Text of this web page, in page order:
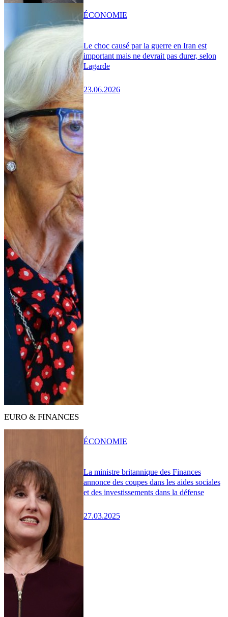
Le choc causé par la guerre en Iran est
important mais ne devrait pas durer, selon
Lagarde
23.06.2026
ÉCONOMIE
EURO & FINANCES
La ministre britannique des Finances
annonce des coupes dans les aides sociales
et des investissements dans la défense
27.03.2025
ÉCONOMIE